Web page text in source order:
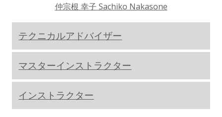
仲宗根 幸子 Sachiko Nakasone
テクニカルアドバイザー
マスターインストラクター
インストラクター